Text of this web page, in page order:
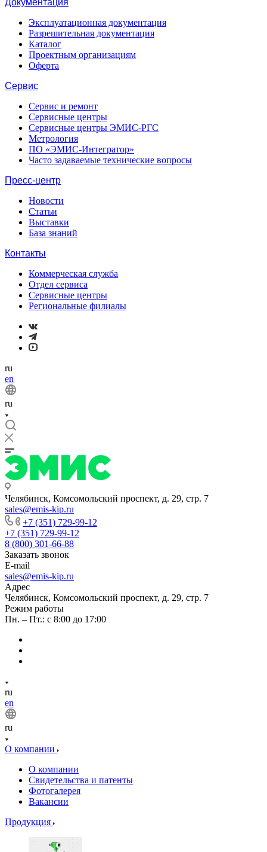
Документация
Эксплуатационная документация
Разрешительная документация
Каталог
Проектным организациям
Оферта
Сервис
Сервис и ремонт
Сервисные центры
Сервисные центры ЭМИС-РГС
Метрология
ПО «ЭМИС-Интегратор»
Часто задаваемые технические вопросы
Пресс-центр
Новости
Статьи
Выставки
База знаний
Контакты
Коммерческая служба
Отдел сервиса
Сервисные центры
Региональные филиалы
ru
en
ru
Челябинск, Комсомольский проспект, д. 29, стр. 7
sales@emis-kip.ru
+7 (351) 729-99-12
+7 (351) 729-99-12
8 (800) 301-66-88
Заказать звонок
E-mail
sales@emis-kip.ru
Адрес
Челябинск, Комсомольский проспект, д. 29, стр. 7
Режим работы
Пн. – Пт.: с 8:00 до 17:00
ru
en
ru
О компании
О компании
Свидетельства и патенты
Фотогалерея
Вакансии
Продукция